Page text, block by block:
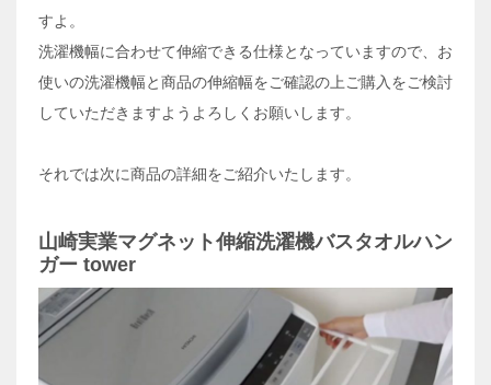
すよ。
洗濯機幅に合わせて伸縮できる仕様となっていますので、お
使いの洗濯機幅と商品の伸縮幅をご確認の上ご購入をご検討
していただきますようよろしくお願いします。
それでは次に商品の詳細をご紹介いたします。
山崎実業マグネット伸縮洗濯機バスタオルハン
ガー tower